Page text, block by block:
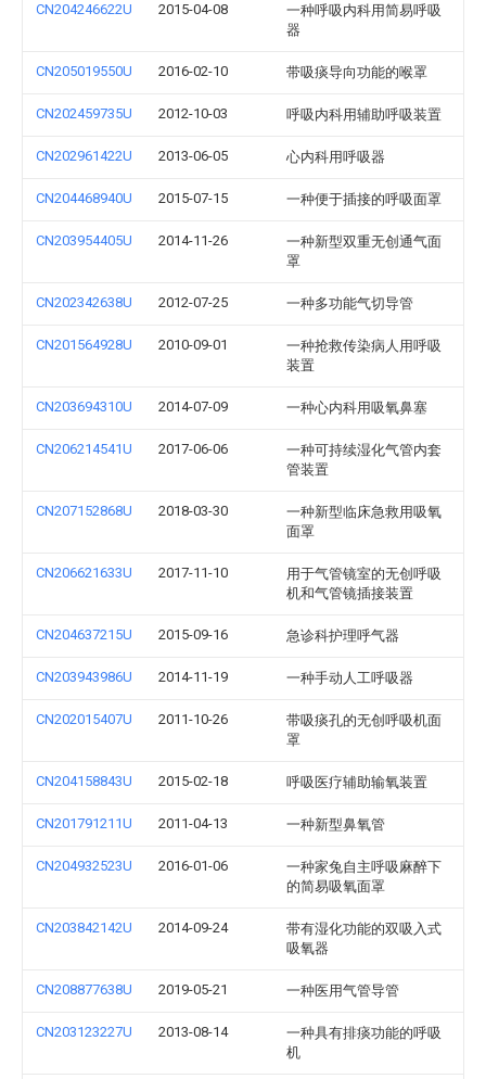
CN204246622U 2015-04-08
一种呼吸内科用简易呼吸
器
CN205019550U 2016-02-10 带吸痰导向功能的喉罩
CN202459735U 2012-10-03 呼吸内科用辅助呼吸装置
CN202961422U 2013-06-05 心内科用呼吸器
CN204468940U 2015-07-15 一种便于插接的呼吸面罩
CN203954405U 2014-11-26
一种新型双重无创通气面
罩
CN202342638U 2012-07-25 一种多功能气切导管
CN201564928U 2010-09-01
一种抢救传染病人用呼吸
装置
CN203694310U 2014-07-09 一种心内科用吸氧鼻塞
CN206214541U 2017-06-06
一种可持续湿化气管内套
管装置
CN207152868U 2018-03-30
一种新型临床急救用吸氧
面罩
CN206621633U 2017-11-10
用于气管镜室的无创呼吸
机和气管镜插接装置
CN204637215U 2015-09-16 急诊科护理呼气器
CN203943986U 2014-11-19 一种手动人工呼吸器
CN202015407U 2011-10-26
带吸痰孔的无创呼吸机面
罩
CN204158843U 2015-02-18 呼吸医疗辅助输氧装置
CN201791211U 2011-04-13 一种新型鼻氧管
CN204932523U 2016-01-06
一种家兔自主呼吸麻醉下
的简易吸氧面罩
CN203842142U 2014-09-24
带有湿化功能的双吸入式
吸氧器
CN208877638U 2019-05-21 一种医用气管导管
CN203123227U 2013-08-14
一种具有排痰功能的呼吸
机